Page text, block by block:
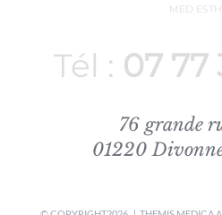
MED
Tél : 07 77
76 grande
01220